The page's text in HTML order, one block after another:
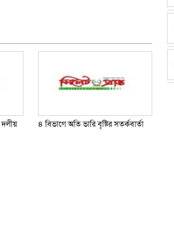
৪ বিভাগে অতি ভারি বৃষ্টির সতর্কবার্তা